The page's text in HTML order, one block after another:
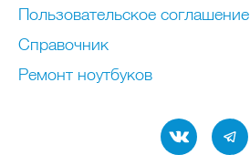
Пользовательское соглашение
Справочник
Ремонт нoутбуков